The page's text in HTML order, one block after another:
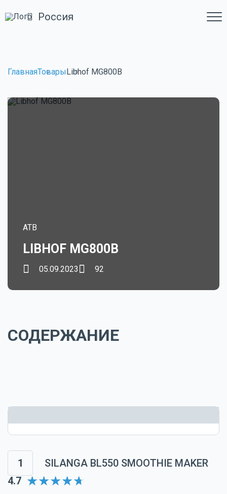
Россия
ГлавнаяТоварыLibhof MG800B
ATB
LIBHOF MG800B
05.09.2023 92
СОДЕРЖАНИЕ
1
SILANGA BL550 SMOOTHIE MAKER
4.7